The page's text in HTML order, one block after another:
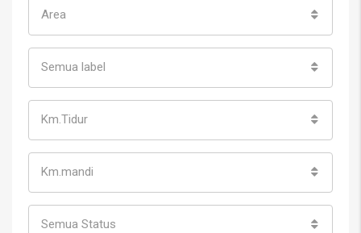
Area
Semua label
Km.Tidur
Km.mandi
Semua Status